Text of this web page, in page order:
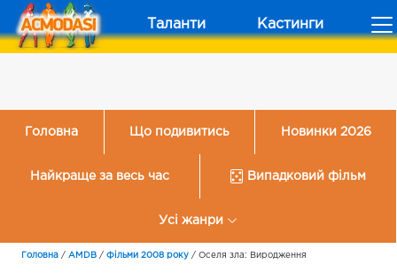
Таланти Кастинги
Головна Що подивитись Новинки 2026
Найкраще за весь час Випадковий фільм
Усі жанри
Головна / AMDB / Фільми 2008 року / Оселя зла: Виродження